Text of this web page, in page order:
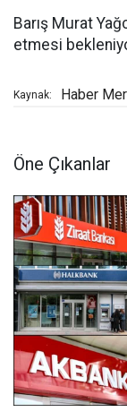
Barış Murat
etmesi
Kaynak: Haber
Öne Çıkanlar